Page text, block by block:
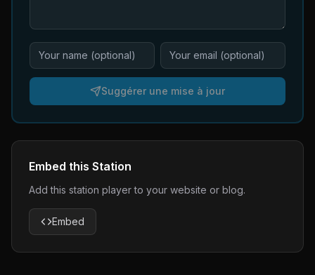
Suggérer une mise à jour
Embed this Station
Add this station player to your website or blog.
Embed